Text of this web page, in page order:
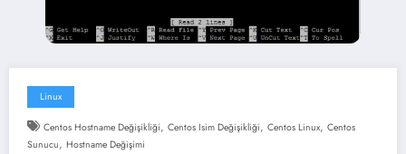
Linux
Centos Hostname Değişikliği, Centos Isim Değişikliği, Centos Linux, Centos
Sunucu, Hostname Değişimi